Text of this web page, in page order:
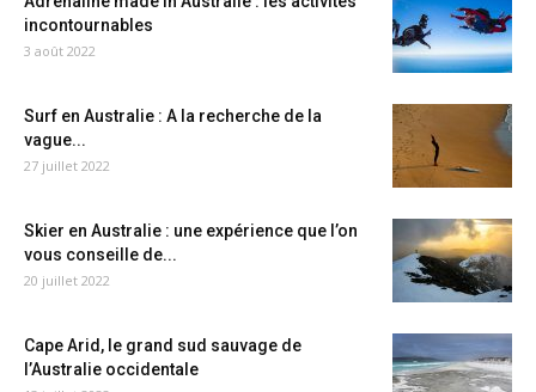
incontournables
3 août 2022
Surf en Australie : A la recherche de la
vague...
27 juillet 2022
Skier en Australie : une expérience que l’on
vous conseille de...
20 juillet 2022
Cape Arid, le grand sud sauvage de
l’Australie occidentale